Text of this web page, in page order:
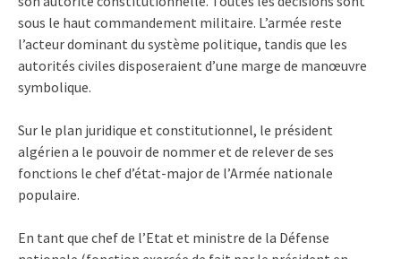
sous le haut commandement militaire. L’armée reste
l’acteur dominant du système politique, tandis que les
autorités civiles disposeraient d’une marge de manœuvre
symbolique.
Sur le plan juridique et constitutionnel, le président
algérien a le pouvoir de nommer et de relever de ses
fonctions le chef d’état-major de l’Armée nationale
populaire.
En tant que chef de l’Etat et ministre de la Défense